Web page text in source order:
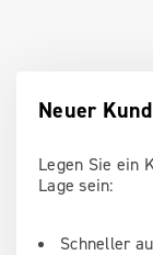
Neuer
Legen Sie ein
Lage sein:
Schneller